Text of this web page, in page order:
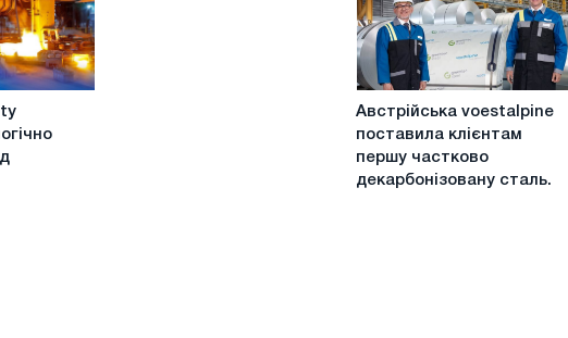
Австрійська
voestalpine
клієнтам
першу
Австрійська voestalpine
поставила клієнтам
першу частково
декарбонізовану сталь.